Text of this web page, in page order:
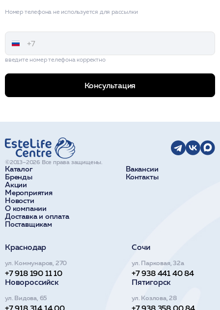
Номер телефона не используется для рассылки
введите номер телефона корректно
Консультация
Каталог
Бренды
Акции
Мероприятия
Новости
О компании
Доставка и оплата
Поставщикам
Вакансии
Контакты
©2013–2026 Все права защищены.
Краснодар
ул. Коммунаров, 270
+7 918 190 11 10
Сочи
ул. Парковая, 32а
+7 938 441 40 84
Новороссийск
ул. Видова, 65
Пятигорск
ул. Козлова, 28